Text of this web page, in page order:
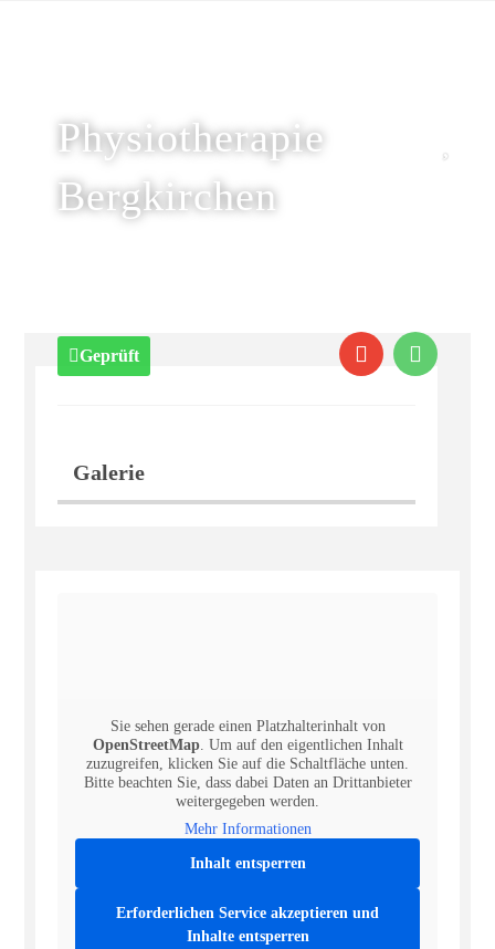
Physiotherapie
Bergkirchen
Geprüft
Galerie
Sie sehen gerade einen Platzhalterinhalt von
OpenStreetMap. Um auf den eigentlichen Inhalt
zuzugreifen, klicken Sie auf die Schaltfläche unten.
Bitte beachten Sie, dass dabei Daten an Drittanbieter
weitergegeben werden.
Mehr Informationen
Inhalt entsperren
Erforderlichen Service akzeptieren und
Inhalte entsperren